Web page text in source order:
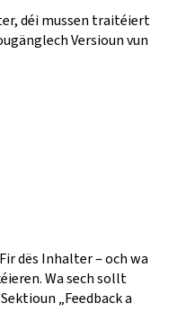
déi mussen traitéiert
Versioun vun
dës Inhalter ‒ och wa
Wa sech sollt
„Feedback a